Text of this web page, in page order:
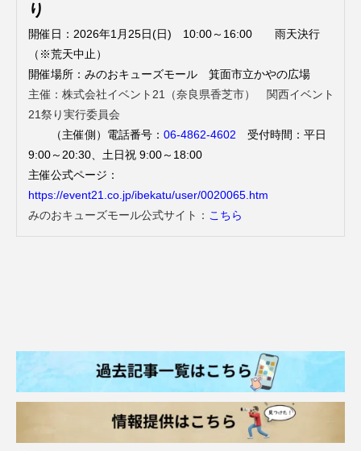
り
開催日：2026年1月25日(日) 10:00～16:00 雨天決行
（※荒天中止）
開催場所：みのおキューズモール 箕面市立かやの広場
主催：株式会社イベント21（奈良県香芝市） 関西イベント
21祭り実行委員会
（主催側）電話番号： 06-4862-4602 受付時間：平日
9:00～20:30、土日祝 9:00～18:00
主催公式ページ：
https://event21.co.jp/ibekatu/user/0020065.htm
みのおキューズモール公式サイト： こちら